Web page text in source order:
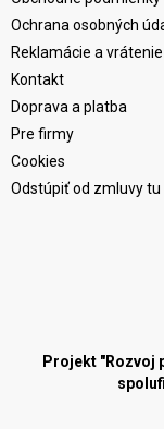
Ochrana osobných
Reklamácie a
Kontakt
Doprava a platba
Pre firmy
Cookies
Odstúpiť od zmluvy tu
Projekt "Rozvoj